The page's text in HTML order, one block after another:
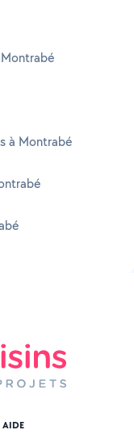
à Montrabé
AIDE